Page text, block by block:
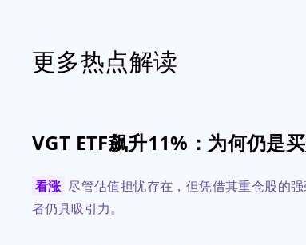
更多热点解读
VGT ETF飙升11%：为何仍是
看涨 尽管估值担忧存在，但凭借其重仓股的
者仍具吸引力。